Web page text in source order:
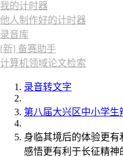
我的计时器
他人制作好的计时器
录音库
[新] 备赛助手
计算机领域论文检索
录音转文字
第八届大兴区中小学生
身临其境后的体验更
感悟更有利于⻓征精神